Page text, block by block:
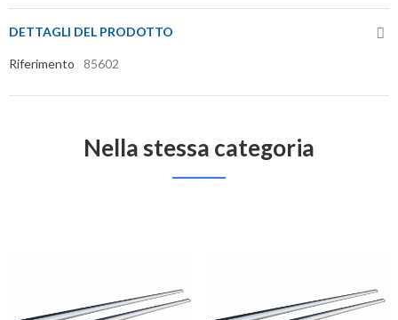
DETTAGLI DEL PRODOTTO
Riferimento 85602
Nella stessa categoria